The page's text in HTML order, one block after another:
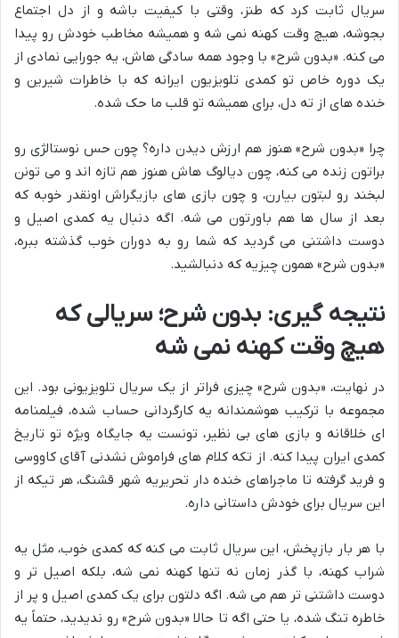
سریال ثابت کرد که طنز، وقتی با کیفیت باشه و از دل اجتماع
بجوشه، هیچ وقت کهنه نمی شه و همیشه مخاطب خودش رو پیدا
می کنه. «بدون شرح» با وجود همه سادگی هاش، یه جورایی نمادی از
یک دوره خاص تو کمدی تلویزیون ایرانه که با خاطرات شیرین و
خنده های از ته دل، برای همیشه تو قلب ما حک شده.
چرا «بدون شرح» هنوز هم ارزش دیدن داره؟ چون حس نوستالژی رو
براتون زنده می کنه، چون دیالوگ هاش هنوز هم تازه اند و می تونن
لبخند رو لبتون بیارن، و چون بازی های بازیگراش اونقدر خوبه که
بعد از سال ها هم باورتون می شه. اگه دنبال یه کمدی اصیل و
دوست داشتنی می گردید که شما رو به دوران خوب گذشته ببره،
«بدون شرح» همون چیزیه که دنبالشید.
نتیجه گیری: بدون شرح؛ سریالی که
هیچ وقت کهنه نمی شه
در نهایت، «بدون شرح» چیزی فراتر از یک سریال تلویزیونی بود. این
مجموعه با ترکیب هوشمندانه یه کارگردانی حساب شده، فیلمنامه
ای خلاقانه و بازی های بی نظیر، تونست یه جایگاه ویژه تو تاریخ
کمدی ایران پیدا کنه. از تکه کلام های فراموش نشدنی آقای کاووسی
و فرید گرفته تا ماجراهای خنده دار تحریریه شهر قشنگ، هر تیکه از
این سریال برای خودش داستانی داره.
با هر بار بازپخش، این سریال ثابت می کنه که کمدی خوب، مثل یه
شراب کهنه، با گذر زمان نه تنها کهنه نمی شه، بلکه اصیل تر و
دوست داشتنی تر هم می شه. اگه دلتون برای یک کمدی اصیل و پر از
خاطره تنگ شده، یا حتی اگه تا حالا «بدون شرح» رو ندیدید، حتماً یه